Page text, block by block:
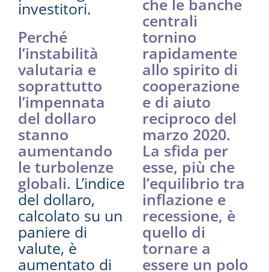
investitori.
Perché
l’instabilità
valutaria e
soprattutto
l’impennata
del dollaro
stanno
aumentando
le turbolenze
globali. L’indice
del dollaro,
calcolato su un
paniere di
valute, è
aumentato di
che le banche
centrali
tornino
rapidamente
allo spirito di
cooperazione
e di aiuto
reciproco del
marzo 2020.
La sfida per
esse, più che
l’equilibrio tra
inflazione e
recessione, è
quello di
tornare a
essere un polo